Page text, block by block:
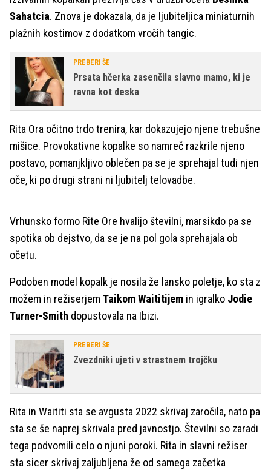
Sahatcia. Znova je dokazala, da je ljubiteljica miniaturnih
plažnih kostimov z dodatkom vročih tangic.
PREBERI ŠE
Prsata hčerka zasenčila slavno mamo, ki je
ravna kot deska
Rita Ora očitno trdo trenira, kar dokazujejo njene trebušne
mišice. Provokativne kopalke so namreč razkrile njeno
postavo, pomanjkljivo oblečen pa se je sprehajal tudi njen
oče, ki po drugi strani ni ljubitelj telovadbe.
Vrhunsko formo Rite Ore hvalijo številni, marsikdo pa se
spotika ob dejstvo, da se je na pol gola sprehajala ob
očetu.
Podoben model kopalk je nosila že lansko poletje, ko sta z
možem in režiserjem Taikom Waititijem in igralko Jodie
Turner-Smith dopustovala na Ibizi.
PREBERI ŠE
Zvezdniki ujeti v strastnem trojčku
Rita in Waititi sta se avgusta 2022 skrivaj zaročila, nato pa
sta se še naprej skrivala pred javnostjo. Številni so zaradi
tega podvomili celo o njuni poroki. Rita in slavni režiser
sta sicer skrivaj zaljubljena že od samega začetka